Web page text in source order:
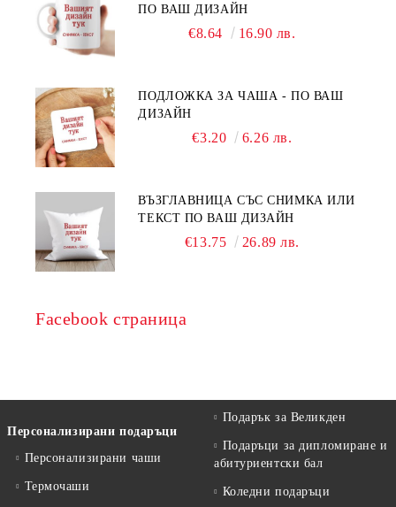
ПО ВАШ ДИЗАЙН
€8.64 16.90 лв.
ПОДЛОЖКА ЗА ЧАША - ПО ВАШ
ДИЗАЙН
€3.20 6.26 лв.
ВЪЗГЛАВНИЦА СЪС СНИМКА ИЛИ
ТЕКСТ ПО ВАШ ДИЗАЙН
€13.75 26.89 лв.
Facebook страница
Персонализирани подаръци
Персонализирани чаши
Термочаши
Подарък за Великден
Подаръци за дипломиране и
абитуриентски бал
Коледни подаръци